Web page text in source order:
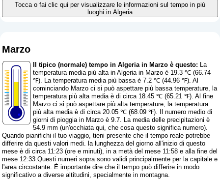
Tocca o fai clic qui per visualizzare le informazioni sul tempo in più
luoghi in Algeria
Marzo
Il tipico (normale) tempo in Algeria in Marzo è questo: La
temperatura media più alta in Algeria in Marzo è 19.3 ℃ (66.74
℉). La temperatura media più bassa è 7.2 ℃ (44.96 ℉). Al
cominciando Marzo ci si può aspettare più bassa temperature, la
temperatura più alta media è di circa 18.45 ℃ (65.21 ℉). Al fine
Marzo ci si può aspettare più alta temperature, la temperatura
più alta media è di circa 20.05 ℃ (68.09 ℉). Il numero medio di
giorni di pioggia in Marzo è 9.7. La media delle precipitazioni è
54.9 mm (un'occhiata qui, che cosa questo significa numero).
Quando pianifichi il tuo viaggio, tieni presente che il tempo reale potrebbe
differire da questi valori medi. la lunghezza del giorno all'inizio di questo
mese è di circa 11:23 (ore e minuti), in a metà del mese 11:58 e alla fine del
mese 12:33.Questi numeri sopra sono validi principalmente per la capitale e
l'area circostante. È importante dire che il tempo può differire in modo
significativo a diverse altitudini, specialmente in montagna.